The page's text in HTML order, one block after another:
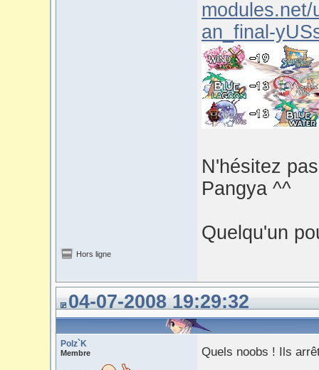
N'hésitez
Pangya ^^
Quelqu'un
Hors ligne
04-07-2008 19:29:32
Polz`K
Membre Quels noobs ! Ils